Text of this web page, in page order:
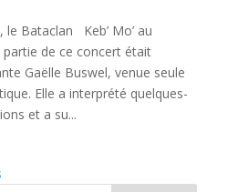
le Bataclan Keb’ Mo’ au
de ce concert était
Gaëlle Buswel, venue seule
Elle a interprété quelques-
et a su...